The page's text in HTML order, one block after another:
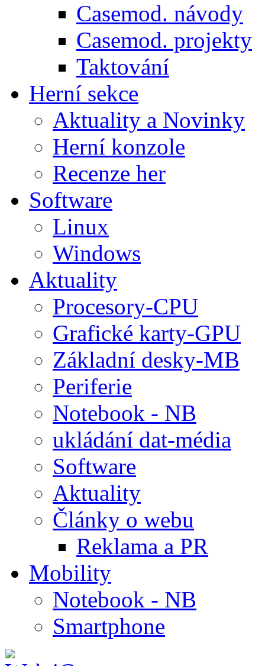
Casemod. návody
Casemod. projekty
Taktování
Herní sekce
Aktuality a Novinky
Herní konzole
Recenze her
Software
Linux
Windows
Aktuality
Procesory-CPU
Grafické karty-GPU
Základní desky-MB
Periferie
Notebook - NB
ukládání dat-média
Software
Aktuality
Články o webu
Reklama a PR
Mobility
Notebook - NB
Smartphone